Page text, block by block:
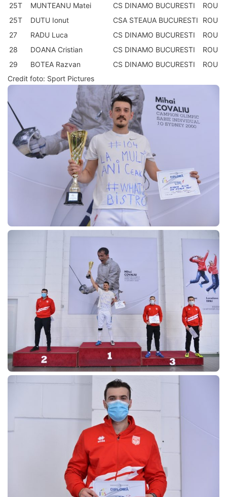
25T
MUNTEANU Matei CS DINAMO BUCURESTI
ROU
25T
DUTU Ionut CSA STEAUA BUCURESTI
ROU
27
RADU Luca CS DINAMO BUCURESTI
ROU
28
DOANA Cristian CS DINAMO BUCURESTI
ROU
29
BOTEA Razvan CS DINAMO BUCURESTI
ROU
Credit foto: Sport Pictures